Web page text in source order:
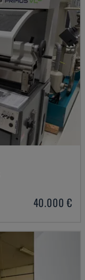
40.000 €